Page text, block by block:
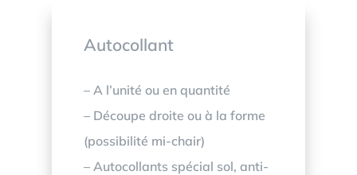
Autocollant
– A l’unité ou en quantité
– Découpe droite ou à la forme
(possibilité mi-chair)
– Autocollants spécial sol, anti-